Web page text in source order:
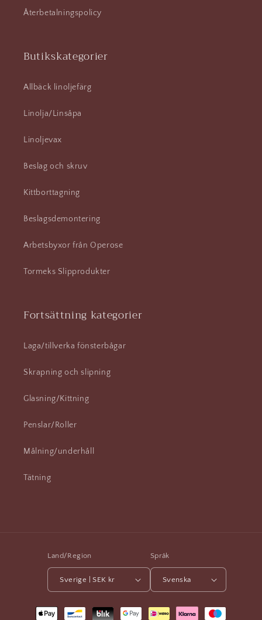
Återbetalningspolicy
Butikskategorier
Allbäck linoljefärg
Linolja/Linsåpa
Linoljevax
Beslag och skruv
Kittborttagning
Beslagsdemontering
Arbetsbyxor från Operose
Tormeks Slipprodukter
Fortsättning kategorier
Laga/tillverka fönsterbågar
Skrapning och slipning
Glasning/Kittning
Penslar/Roller
Målning/underhåll
Tätning
Land/Region
Sverige | SEK kr
Språk
Svenska
Betalningsmetoder